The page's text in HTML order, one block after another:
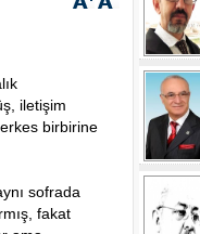
iletişim
birbirine
sofrada
fakat